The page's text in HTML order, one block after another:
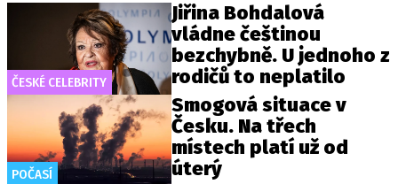
ČESKÉ CELEBRITY
Jiřina Bohdalová
vládne češtinou
bezchybně. U jednoho z
rodičů to neplatilo
POČASÍ
Smogová situace v
Česku. Na třech
místech platí už od
úterý